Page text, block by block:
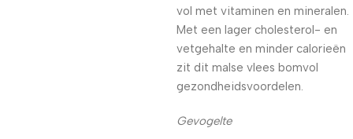
vol met vitaminen en mineralen.
Met een lager cholesterol- en
vetgehalte en minder calorieën
zit dit malse vlees bomvol
gezondheidsvoordelen.
Gevogelte